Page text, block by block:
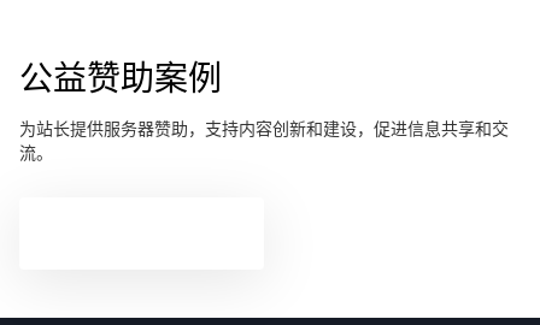
公益赞助案例
为站长提供服务器赞助，支持内容创新和建设，促进信息共享和交
流。